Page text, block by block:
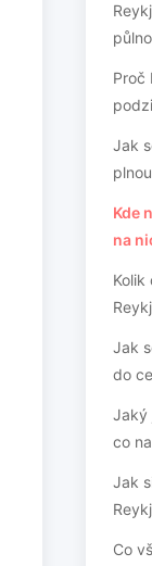
Proč
Jak
Kde
na
Kolik
Jak
do
Jaký
co
Jak
Co